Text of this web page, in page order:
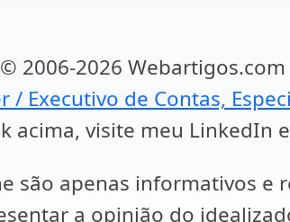
© 2006-2026 Webartigos.com
/ Executivo de Contas,
acima, visite meu LinkedIn
são apenas informativos
a opinião do